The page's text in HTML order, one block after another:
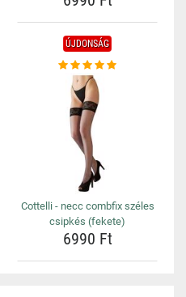
ÚJDONSÁG
Cottelli - necc combfix széles
csipkés (fekete)
6990 Ft